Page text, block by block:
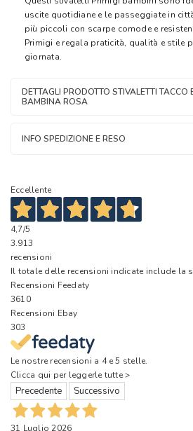
uscite quotidiane e le passeggiate in
più piccoli con scarpe comode e
Primigi e regala praticità, qualità e stile
giornata.
DETTAGLI PRODOTTO STIVALETTI
BAMBINA ROSA
INFO SPEDIZIONE E RESO
Eccellente
4,7/5
3.913
recensioni
Il totale delle recensioni indicate include la
Recensioni Feedaty
3610
Recensioni Ebay
303
Le nostre recensioni a 4 e 5 stelle.
Clicca qui per leggerle tutte >
Precedente Successivo
31 Luglio 2026